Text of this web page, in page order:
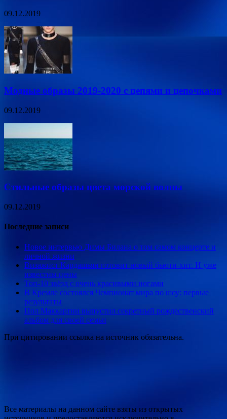
09.12.2019
Модные образы 2019-2020 с цепями и цепочками
09.12.2019
Стильные образы цвета морской волны
09.12.2019
Последние записи
Новое интервью Димы Билана о том самом концерте и
личной жизни
Визажист Кардашьян готовит новый бьюти-хит. И уже
известны цены
Топ-10 звёзд с очень красивыми ногами
В Кремле состоялся Чемпионат мира по шоу: первые
результаты
Пол Маккартни выпустил секретный рождественский
альбом для своей семьи
При цитировании ссылка на источник обязательна.
Все материалы на данном сайте взяты из открытых